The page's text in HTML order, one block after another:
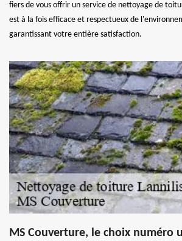
fiers de vous offrir un service de nettoyage de
est à la fois efficace et respectueux de
garantissant votre entière satisfaction.
MS Couverture, le choix numéro